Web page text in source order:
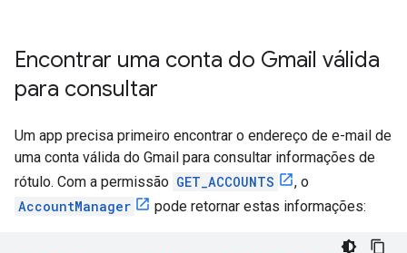
Encontrar uma conta do Gmail válida
para consultar
Um app precisa primeiro encontrar o endereço de e-mail de
uma conta válida do Gmail para consultar informações de
rótulo. Com a permissão GET_ACCOUNTS
, o
AccountManager
pode retornar estas informações: